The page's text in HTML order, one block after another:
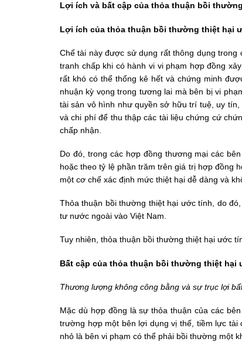
Lợi ích và bất cập của thỏa thuận bồi
Lợi ích của thỏa thuận bồi thường thiệt hại
Chế tài này được sử dụng rất thông dụng
tranh chấp khi có hành vi vi phạm hợp đồng
rất khó có thể thống kê hết và chứng minh
nhuận kỳ vọng trong tương lai mà bên bị vi
tài sản vô hình như quyền sở hữu trí tuệ, uy
và chi phí để thu thập các tài liệu chứng cứ
chấp nhận.
Do đó, trong các hợp đồng thương mại các
hoặc theo tỷ lệ phần trăm trên giá trị hợp đồng
một cơ chế xác định mức thiệt hại dễ dàng và
Thỏa thuận bồi thường thiệt hại ước tính, do
tư nước ngoài vào Việt Nam.
Tuy nhiên, thỏa thuận bồi thường thiệt hại ước
Bất cập của thỏa thuận bồi thường thiệt hại
Thương lượng không công bằng và sự trục lợi
Mặc dù hợp đồng là sự thỏa thuận của các
trường hợp một bên lợi dụng vị thế, tiềm lực
nhỏ là bên vi phạm có thể phải bồi thường một